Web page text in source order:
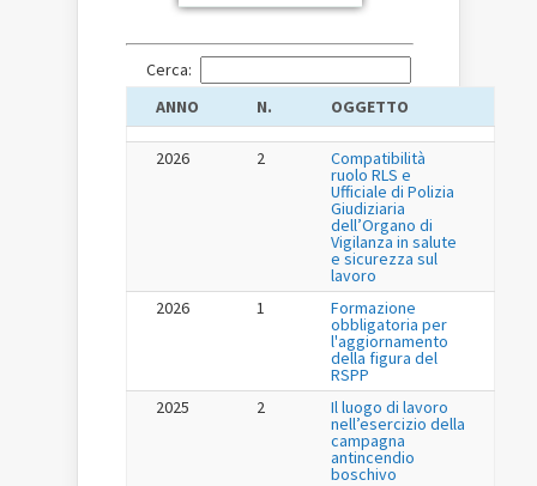
Cerca:
ANNO
N. OGGETTO
2026 2 Compatibilità
ruolo RLS e
Ufficiale di Polizia
Giudiziaria
dell’Organo di
Vigilanza in salute
e sicurezza sul
lavoro
2026
1 Formazione
obbligatoria per
l'aggiornamento
della figura del
RSPP
2025
2 Il luogo di lavoro
nell’esercizio della
campagna
antincendio
boschivo